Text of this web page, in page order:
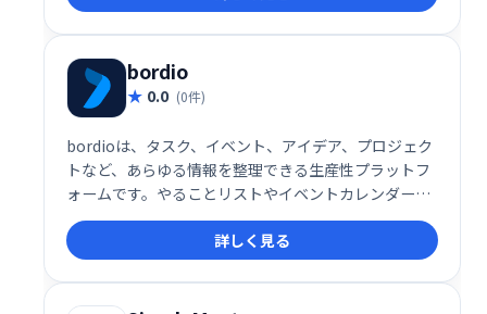
現。場所を選ばず、チームや仲間と簡単に繋がること
を可能にします。 無料プランから利用でき、ビジネス
ニーズにも対応する柔軟性も魅力です。
bordio
0.0 (0件)
bordioは、タスク、イベント、アイデア、プロジェク
トなど、あらゆる情報を整理できる生産性プラットフ
ォームです。やることリストやイベントカレンダーな
ども統合管理でき、効率的なワークフローを実現しま
す。 日々の業務をスムーズに進め、生産性を向上させ
たい方におすすめです。
詳しく見る